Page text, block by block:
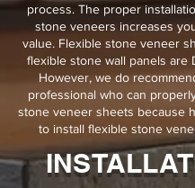
process. The proper
stone veneers increases
value. Flexible stone veneer
flexible stone wall panels are
However, we do
professional who can
stone veneer sheets because
to install flexible stone